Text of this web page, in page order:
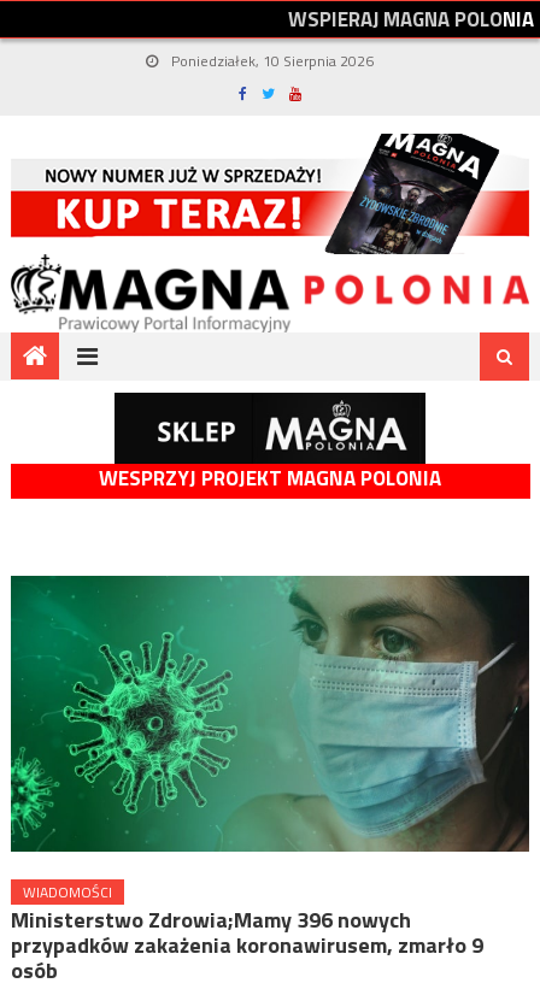
WSPIERAJMAGNAPOLONIA
Poniedziałek, 10 Sierpnia 2026
WESPRZYJ PROJEKT MAGNA POLONIA
WIADOMOŚCI
Ministerstwo Zdrowia;Mamy 396 nowych
przypadków zakażenia koronawirusem, zmarło 9
osób